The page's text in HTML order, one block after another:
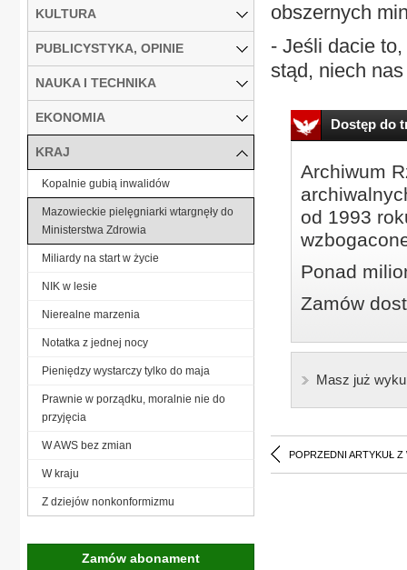
obszernych
- Jeśli dacie
stąd, niech nas
Dostęp do
Archiwum
od 1993
Ponad
Zamów
Masz już
POPRZEDNI ARTYKUŁ Z
KULTURA
PUBLICYSTYKA, OPINIE
NAUKA I TECHNIKA
EKONOMIA
KRAJ
Kopalnie gubią inwalidów
Mazowieckie pielęgniarki wtargnęły do
Ministerstwa Zdrowia
Miliardy na start w życie
NIK w lesie
Nierealne marzenia
Notatka z jednej nocy
Pieniędzy wystarczy tylko do maja
Prawnie w porządku, moralnie nie do
przyjęcia
W AWS bez zmian
W kraju
Z dziejów nonkonformizmu
Zamów abonament